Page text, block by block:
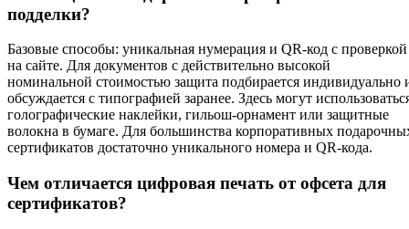
подделки?
Базовые способы: уникальная нумерация и QR-код с проверкой
на сайте. Для документов с действительно высокой
номинальной стоимостью защита подбирается индивидуально
обсуждается с типографией заранее. Здесь могут
голографические наклейки, гильош-орнамент или защитные
волокна в бумаге. Для большинства корпоративных
сертификатов достаточно уникального номера и QR-кода.
Чем отличается цифровая печать от офсета для
сертификатов?